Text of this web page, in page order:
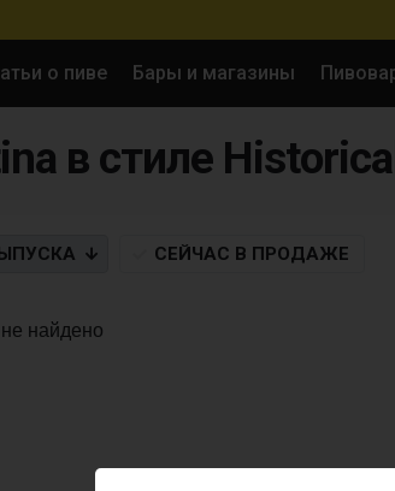
о пиве Бары и магазины
в стиле
СЕЙЧАС В ПРОДАЖЕ
найдено